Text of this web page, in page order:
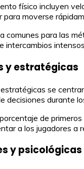
físico incluyen
para moverse
comunes para las
intercambios
y estratégicas
se
decisiones durante
de
a los jugadores a
y psicológicas